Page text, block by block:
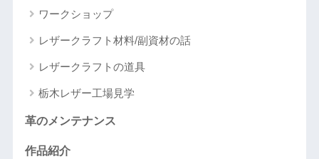
ワークショップ
レザークラフト材料/副資材の話
レザークラフトの道具
栃木レザー工場見学
革のメンテナンス
作品紹介